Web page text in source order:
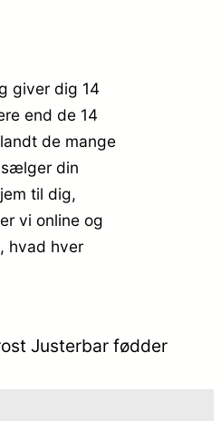
giver dig 14
end de 14
de mange
sælger din
til dig,
vi online og
hvad hver
Justerbar fødder